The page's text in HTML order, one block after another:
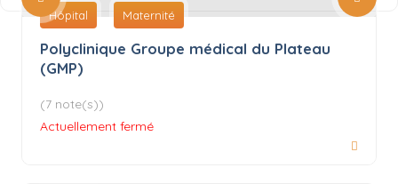
Hôpital Maternité
Polyclinique Groupe médical du Plateau
(GMP)
(7 note(s))
Actuellement fermé